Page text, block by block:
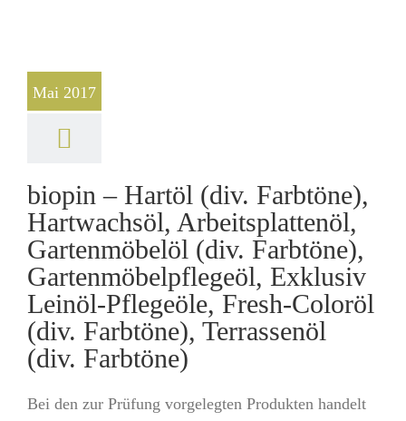
Mai 2017
biopin – Hartöl (div. Farbtöne),
Hartwachsöl, Arbeitsplattenöl,
Gartenmöbelöl (div. Farbtöne),
Gartenmöbelpflegeöl, Exklusiv
Leinöl-Pflegeöle, Fresh-Coloröl
(div. Farbtöne), Terrassenöl
(div. Farbtöne)
Bei den zur Prüfung vorgelegten Produkten handelt